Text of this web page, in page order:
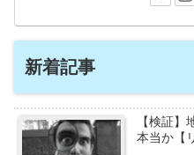
新着記事
【検証
本当か【